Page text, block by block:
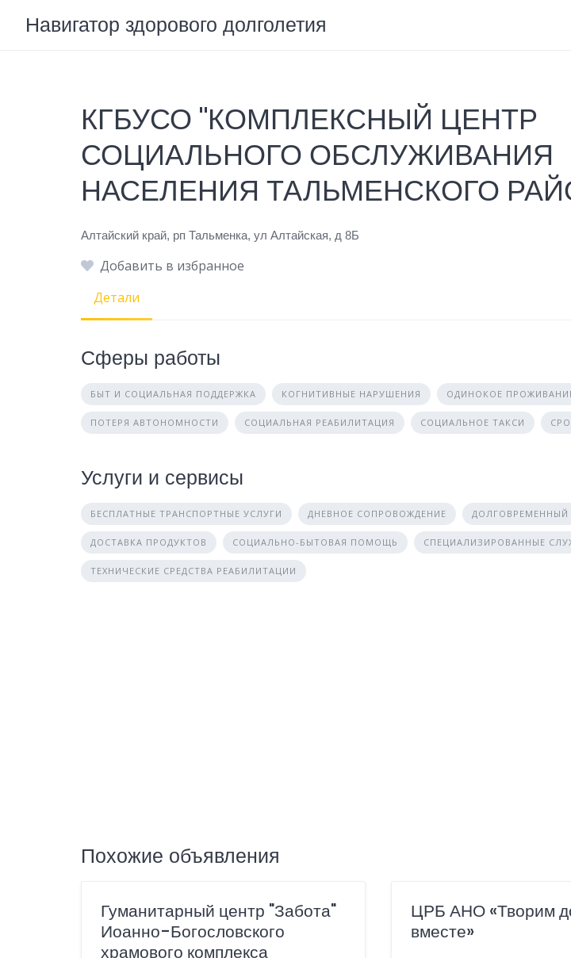
Навигатор здорового долголетия
КГБУСО "КОМПЛЕКСНЫЙ ЦЕНТР
СОЦИАЛЬНОГО ОБСЛУЖИВАНИЯ
НАСЕЛЕНИЯ ТАЛЬМЕНСКОГО
Алтайский край, рп Тальменка, ул Алтайская, д 8Б
Добавить в избранное
Детали
Сферы работы
БЫТ И СОЦИАЛЬНАЯ ПОДДЕРЖКА КОГНИТИВНЫЕ НАРУШЕНИЯ ОДИНОКОЕ
ПОТЕРЯ АВТОНОМНОСТИ СОЦИАЛЬНАЯ РЕАБИЛИТАЦИЯ СОЦИАЛЬНОЕ ТАКСИ
Услуги и сервисы
БЕСПЛАТНЫЕ ТРАНСПОРТНЫЕ УСЛУГИ ДНЕВНОЕ СОПРОВОЖДЕНИЕ
ДОСТАВКА ПРОДУКТОВ СОЦИАЛЬНО-БЫТОВАЯ ПОМОЩЬ СПЕЦИАЛИЗИРОВАННЫЕ
ТЕХНИЧЕСКИЕ СРЕДСТВА РЕАБИЛИТАЦИИ
Похожие объявления
Гуманитарный центр "Забота"
Иоанно-Богословского
храмового комплекса
ЦРБ АНО «Творим
вместе»